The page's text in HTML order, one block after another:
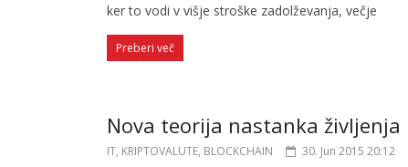
ker to vodi v višje stroške zadolževanja, večje
Preberi več
Nova teorija nastanka življenja
IT, KRIPTOVALUTE, BLOCKCHAIN 30. Jun 2015 20:12